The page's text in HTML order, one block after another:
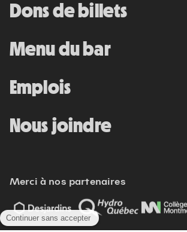
Dons de billets
Menu du bar
Emplois
Nous joindre
Merci à nos partenaires